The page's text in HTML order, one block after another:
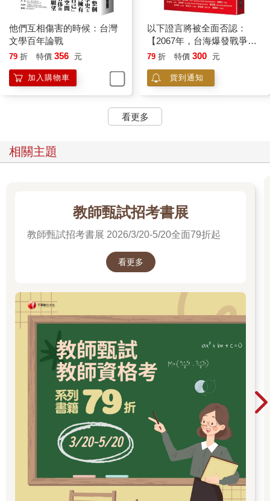
他們互相傷害的時候：台灣
文學百年論戰
79 折 特價 356 元
加入購物車
以下證言將被全面否認：
【2067年，台海爆發戰爭二
十年後，五組人說出他們在
79 折 特價 300 元
貨到通知
看更多
相關主題
教師甄試招考書展
教師甄試招考書展 2026/3/20-5/20全面79折起
看更多